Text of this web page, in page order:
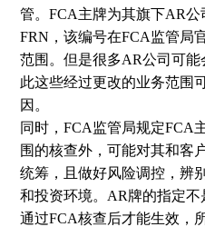
管。FCA主牌为其旗下AR
FRN，该编号在FCA监管局
范围。但是很多AR公司可
此这些经过更改的业务范围
因。
同时，FCA监管局规定FCA
围的核查外，可能对其和客
统筹，且做好风险调控，辨
和投资环境。AR牌的指定
通过FCA核查后才能生效，